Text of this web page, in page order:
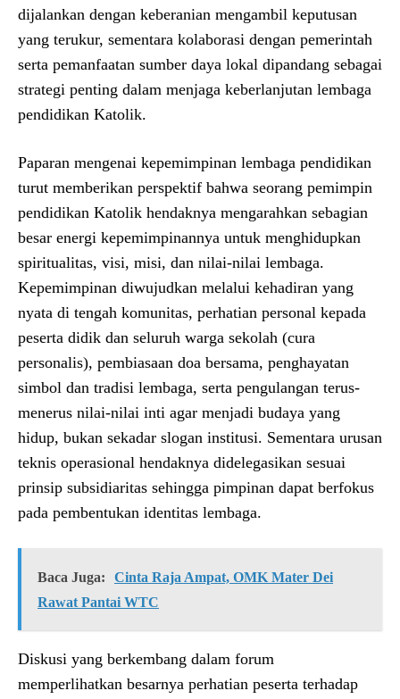
dijalankan dengan keberanian mengambil keputusan
yang terukur, sementara kolaborasi dengan pemerintah
serta pemanfaatan sumber daya lokal dipandang sebagai
strategi penting dalam menjaga keberlanjutan lembaga
pendidikan Katolik.
Paparan mengenai kepemimpinan lembaga pendidikan
turut memberikan perspektif bahwa seorang pemimpin
pendidikan Katolik hendaknya mengarahkan sebagian
besar energi kepemimpinannya untuk menghidupkan
spiritualitas, visi, misi, dan nilai-nilai lembaga.
Kepemimpinan diwujudkan melalui kehadiran yang
nyata di tengah komunitas, perhatian personal kepada
peserta didik dan seluruh warga sekolah (cura
personalis), pembiasaan doa bersama, penghayatan
simbol dan tradisi lembaga, serta pengulangan terus-
menerus nilai-nilai inti agar menjadi budaya yang
hidup, bukan sekadar slogan institusi. Sementara urusan
teknis operasional hendaknya didelegasikan sesuai
prinsip subsidiaritas sehingga pimpinan dapat berfokus
pada pembentukan identitas lembaga.
Baca Juga:
Cinta Raja Ampat, OMK Mater Dei
Rawat Pantai WTC
Diskusi yang berkembang dalam forum
memperlihatkan besarnya perhatian peserta terhadap